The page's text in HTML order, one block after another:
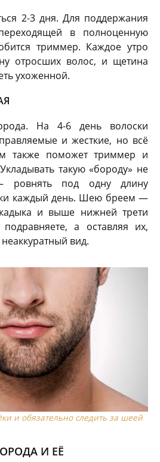
2-3 дня. Для поддержания
в полноценную
триммер. Каждое утро
отросших волос, и щетина
ухоженной.
На 4-6 день волоски
и жесткие, но всё
также поможет триммер и
такую «бороду» не
ровнять под одну длину
каждый день. Шею бреем —
и выше нижней трети
а оставляя их,
вид.
и обязательно следить за шеей
И ЕЁ